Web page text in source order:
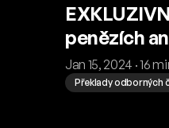
penězích
sázkové
Jan 15, 2024 · 16
Překlady odborných